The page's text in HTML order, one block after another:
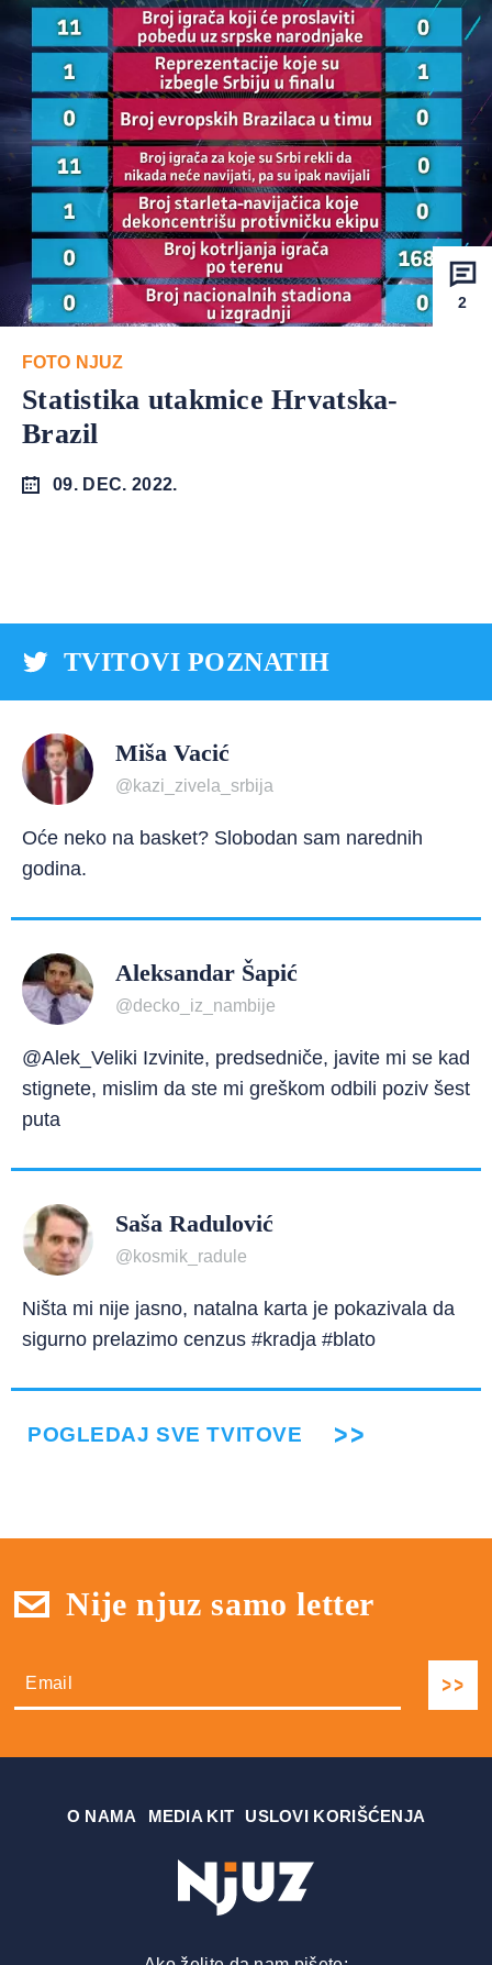
2
FOTO NJUZ
Statistika utakmice Hrvatska-
Brazil
09. DEC. 2022.
TVITOVI POZNATIH
Miša Vacić
@kazi_zivela_srbija
Oće neko na basket? Slobodan sam narednih
godina.
Aleksandar Šapić
@decko_iz_nambije
@Alek_Veliki Izvinite, predsedniče, javite mi se kad
stignete, mislim da ste mi greškom odbili poziv šest
puta
Saša Radulović
@kosmik_radule
Ništa mi nije jasno, natalna karta je pokazivala da
sigurno prelazimo cenzus #kradja #blato
POGLEDAJ SVE TVITOVE
Nije njuz samo letter
О NAMA MEDIA KIT USLOVI KORIŠĆENJA